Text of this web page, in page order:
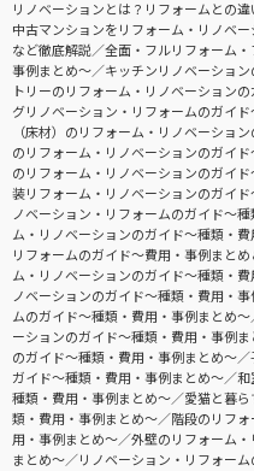
リノベーションとは？リフォームとの
中古マンションをリフォーム・リノベ
など徹底解説
全面・フルリフォーム
事例まとめ〜
キッチンリノベーショ
トリーのリフォーム・リノベーション
グリノベーション・リフォームのガイ
（床材）のリフォーム・リノベーショ
のリフォーム・リノベーションのガイ
のリフォーム・リノベーションのガイ
装リフォーム・リノベーションのガイ
ノベーション・リフォームのガイド〜
ム・リノベーションのガイド〜種類・
リフォームのガイド〜費用・事例まと
ム・リノベーションのガイド〜種類・
ノベーションのガイド〜種類・費用・
ムのガイド〜種類・費用・事例まとめ〜
ーションのガイド〜種類・費用・事例
のガイド〜種類・費用・事例まとめ〜
ガイド〜種類・費用・事例まとめ〜
和
種類・費用・事例まとめ〜
愛猫と暮
類・費用・事例まとめ〜
階段のリフ
用・事例まとめ〜
外壁のリフォーム
まとめ〜
リノベーション・リフォー